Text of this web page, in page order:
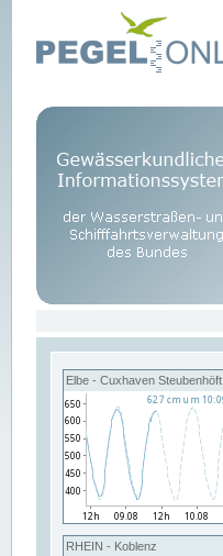
Elbe - Cuxhaven Steubenhöft
RHEIN - Koblenz